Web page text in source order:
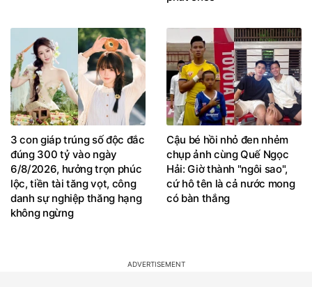
3 con giáp trúng số độc đắc
đúng 300 tỷ vào ngày
6/8/2026, hưởng trọn phúc
lộc, tiền tài tăng vọt, công
danh sự nghiệp thăng hạng
không ngừng
Cậu bé hồi nhỏ đen nhẻm
chụp ảnh cùng Quế Ngọc
Hải: Giờ thành "ngôi sao",
cứ hô tên là cả nước mong
có bàn thắng